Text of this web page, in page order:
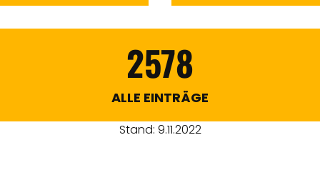
2578
ALLE EINTRÄGE
Stand: 9.11.2022